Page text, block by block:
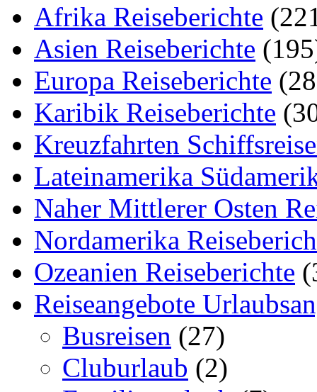
Afrika Reiseberichte
Asien Reiseberichte
Europa Reiseberichte
Karibik Reiseberichte
Kreuzfahrten
Lateinamerika
Naher Mittlerer Osten
Nordamerika
Ozeanien Reiseberichte
Reiseangebote
Busreisen (27)
Cluburlaub (2)